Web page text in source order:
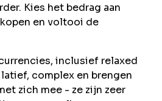
Kies het bedrag aan
en voltooi de
inclusief relaxed
complex en brengen
zich mee - ze zijn zeer